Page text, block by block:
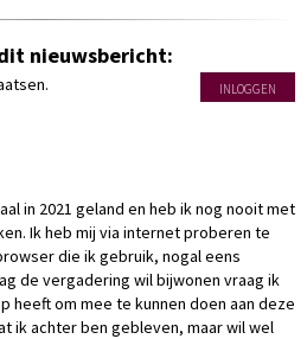
nieuwsbericht:
INLOGGEN
in 2021 geland en heb ik nog nooit met
Ik heb mij via internet proberen te
die ik gebruik, nogal eens
de vergadering wil bijwonen vraag ik
heeft om mee te kunnen doen aan deze
ik achter ben gebleven, maar wil wel